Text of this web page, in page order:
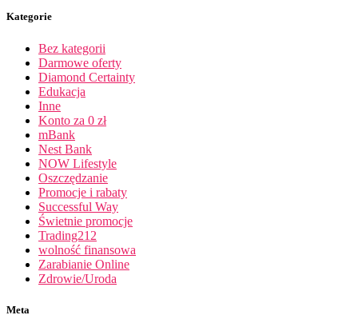
Kategorie
Bez kategorii
Darmowe oferty
Diamond Certainty
Edukacja
Inne
Konto za 0 zł
mBank
Nest Bank
NOW Lifestyle
Oszczędzanie
Promocje i rabaty
Successful Way
Świetnie promocje
Trading212
wolność finansowa
Zarabianie Online
Zdrowie/Uroda
Meta